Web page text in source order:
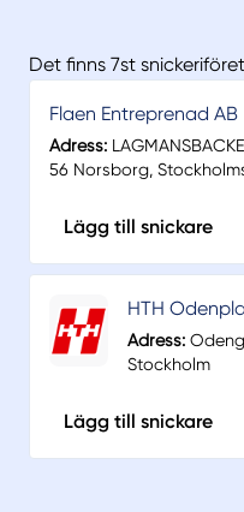
Det finns 7st
Flaen Entreprenad AB
Adress:
56 Norsborg,
Lägg till snickare
HTH
Adress:
Stockholm
Lägg till snickare